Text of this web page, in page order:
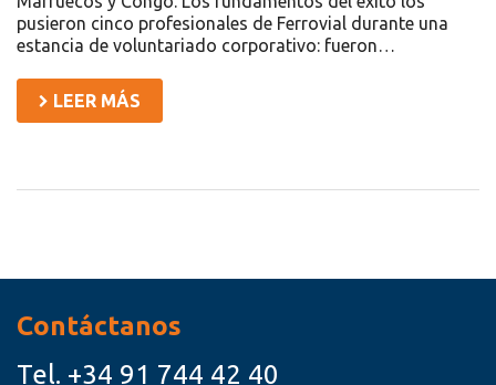
pusieron cinco profesionales de Ferrovial durante una
estancia de voluntariado corporativo: fueron…
LEER MÁS
Contáctanos
Tel. +34 91 744 42 40